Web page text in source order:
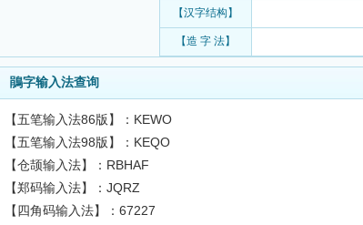
【汉字结构】
【造 字 法】
鵑字输入法查询
【五笔输入法86版】：KEWO
【五笔输入法98版】：KEQO
【仓颉输入法】：RBHAF
【郑码输入法】：JQRZ
【四角码输入法】：67227